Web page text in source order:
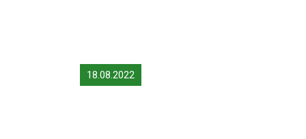
18.08.2022